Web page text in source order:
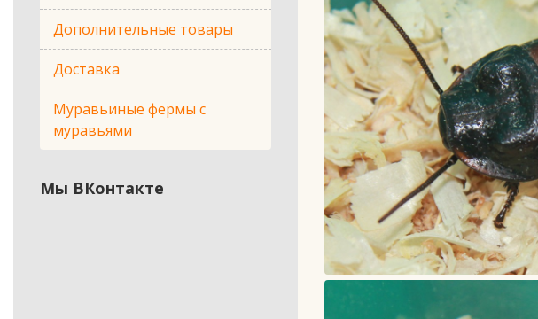
Дополнительные товары
Доставка
Муравьиные фермы с
муравьями
Мы ВКонтакте